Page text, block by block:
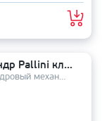
Цилиндр Pallini ключ-ключ P 60 C (25*10*25) MatBlack
Цилиндровый механизм